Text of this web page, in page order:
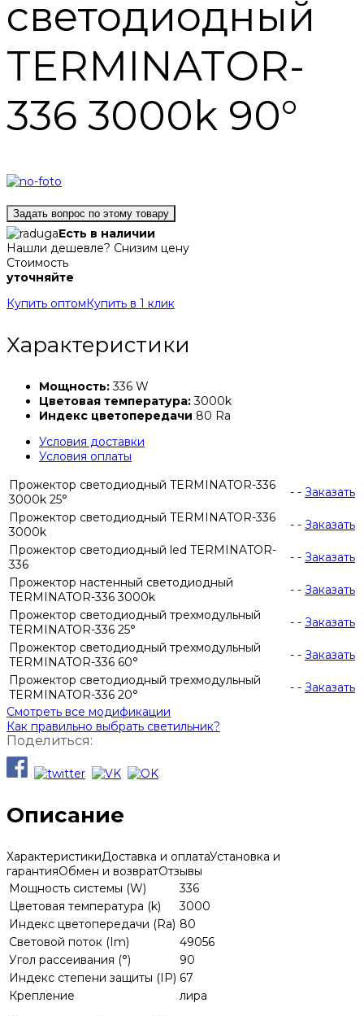
светодиодный
TERMINATOR-
336 3000k 90°
Задать вопрос по этому товару
Есть в наличии
Нашли дешевле? Снизим цену
Стоимость
уточняйте
Купить оптом Купить в 1 клик
Характеристики
Мощность:336 W
Цветовая температура:3000k
Индекс цветопередачи 80 Ra
Условия доставки
Условия оплаты
Прожектор светодиодный TERMINATOR-336
3000k 25°
- - Заказать
Прожектор светодиодный TERMINATOR-336
3000k
- - Заказать
Прожектор светодиодный led TERMINATOR-
336
- - Заказать
Прожектор настенный светодиодный
TERMINATOR-336 3000k
- - Заказать
Прожектор светодиодный трехмодульный
TERMINATOR-336 25°
- - Заказать
Прожектор светодиодный трехмодульный
TERMINATOR-336 60°
- - Заказать
Прожектор светодиодный трехмодульный
TERMINATOR-336 20°
- - Заказать
Смотреть все модификации
Как правильно выбрать светильник?
Поделиться:
Описание
ХарактеристикиДоставка и оплатаУстановка и
гарантияОбмен и возвратОтзывы
Мощность системы (W)
336
Цветовая температура (k)
3000
Индекс цветопередачи (Ra) 80
Световой поток (Im)
49056
Угол рассеивания (°)
90
Индекс степени защиты (IP) 67
Крепление
лира